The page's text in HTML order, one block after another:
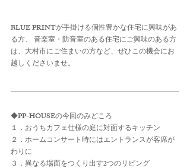
BLUE PRINTが手掛ける個性豊かな住宅に興味があ
る方、 音楽室・防音室のある住宅にご興味のある方
は、大村市にご住まいの方など、ぜひこの機会にお
越しくださいませ。
◆PP-HOUSEの今回のみどころ
１．おうちカフェ仕様の庭に対面するキッチン
２．ホームコンサート時にはエントランスが客席が
わりに
３．異なる場面をつくり出す2つのリビング